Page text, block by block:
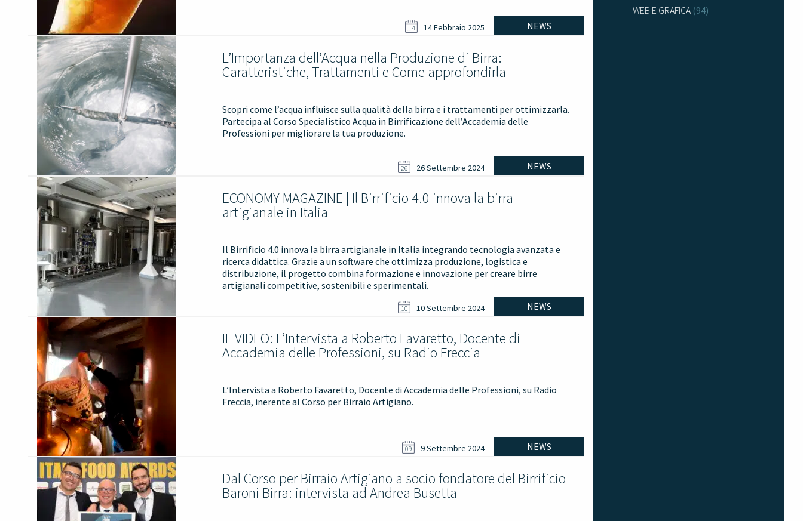
NEWS
14 14 Febbraio 2025
L’Importanza dell’Acqua nella Produzione di Birra:
Caratteristiche, Trattamenti e Come approfondirla
Scopri come l’acqua influisce sulla qualità della birra e i trattamenti per ottimizzarla.
Partecipa al Corso Specialistico Acqua in Birrificazione dell’Accademia delle
Professioni per migliorare la tua produzione.
NEWS
26 26 Settembre 2024
ECONOMY MAGAZINE | Il Birrificio 4.0 innova la birra
artigianale in Italia
Il Birrificio 4.0 innova la birra artigianale in Italia integrando tecnologia avanzata e
ricerca didattica. Grazie a un software che ottimizza produzione, logistica e
distribuzione, il progetto combina formazione e innovazione per creare birre
artigianali competitive, sostenibili e sperimentali.
NEWS
10 10 Settembre 2024
IL VIDEO: L’Intervista a Roberto Favaretto, Docente di
Accademia delle Professioni, su Radio Freccia
L’Intervista a Roberto Favaretto, Docente di Accademia delle Professioni, su Radio
Freccia, inerente al Corso per Birraio Artigiano.
NEWS
09 9 Settembre 2024
Dal Corso per Birraio Artigiano a socio fondatore del Birrificio
Baroni Birra: intervista ad Andrea Busetta
WEB E GRAFICA(94)